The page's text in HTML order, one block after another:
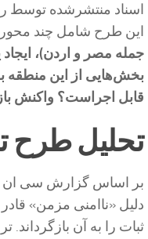
اسناد منتشرشده توسط
این طرح شامل چند
جمله مصر و اردن)،
بخش‌هایی از این منطقه
قابل اجراست؟ واکنش
تحلیل طرح
بر اساس گزارش سی ان
دلیل «ناامنی مزمن»
ثبات را به آن